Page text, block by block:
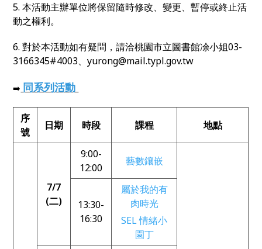
5. 本活動主辦單位將保留隨時修改、變更、暫停或終止活
動之權利。
6. 對於本活動如有疑問，請洽桃園市立圖書館凃小姐03-
3166345#4003、yurong@mail.typl.gov.tw
➡️ 同系列活動
序
號
日期 時段 課程 地點
7/7
(二)
9:00-
12:00
藝數鑲嵌
13:30-
16:30
屬於我的有
肉時光
SEL 情緒小
園丁